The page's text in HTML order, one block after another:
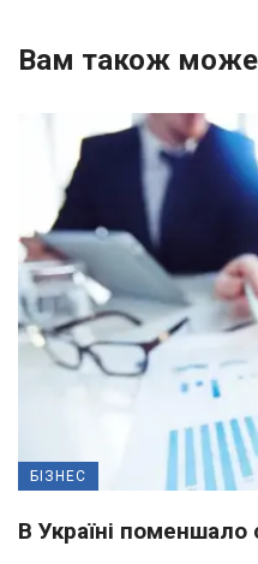
Вам також може
БІЗНЕС
В Україні